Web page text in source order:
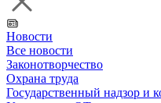
Новости
Все новости
Законотворчество
Охрана труда
Государственный надзор и